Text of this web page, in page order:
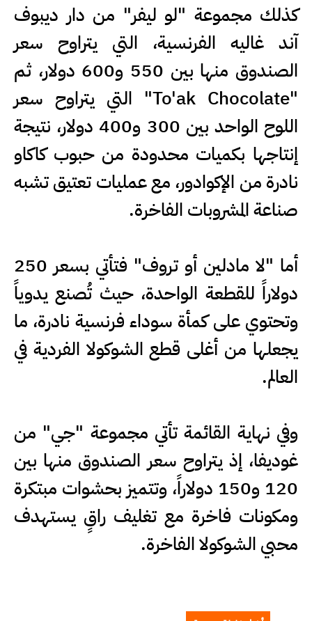
كذلك مجموعة "لو ليفر" من دار ديبوف
آند غاليه الفرنسية، التي يتراوح سعر
الصندوق منها بين 550 و600 دولار، ثم
"To'ak Chocolate" التي يتراوح سعر
اللوح الواحد بين 300 و400 دولار، نتيجة
إنتاجها بكميات محدودة من حبوب كاكاو
نادرة من الإكوادور، مع عمليات تعتيق تشبه
صناعة المشروبات الفاخرة.
أما "لا مادلين أو تروف" فتأتي بسعر 250
دولاراً للقطعة الواحدة، حيث تُصنع يدوياً
وتحتوي على كمأة سوداء فرنسية نادرة، ما
يجعلها من أغلى قطع الشوكولا الفردية في
العالم.
وفي نهاية القائمة تأتي مجموعة "جي" من
غوديفا، إذ يتراوح سعر الصندوق منها بين
120 و150 دولاراً، وتتميز بحشوات مبتكرة
ومكونات فاخرة مع تغليف راقٍ يستهدف
محبي الشوكولا الفاخرة.